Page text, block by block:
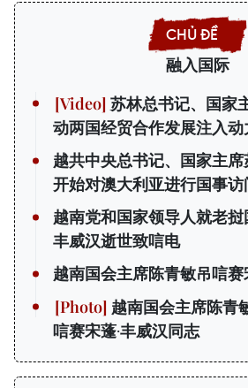
融入国际
苏林总书记、国家
动两国经贸合作发展注入动
越共中央总书记、国家主席
开始对澳大利亚进行国事访
越南党和国家领导人就老挝
丰威汉逝世致唁电
越南国会主席陈青敏吊唁赛
越南国会主席陈青
唁赛宋蓬·丰威汉同志